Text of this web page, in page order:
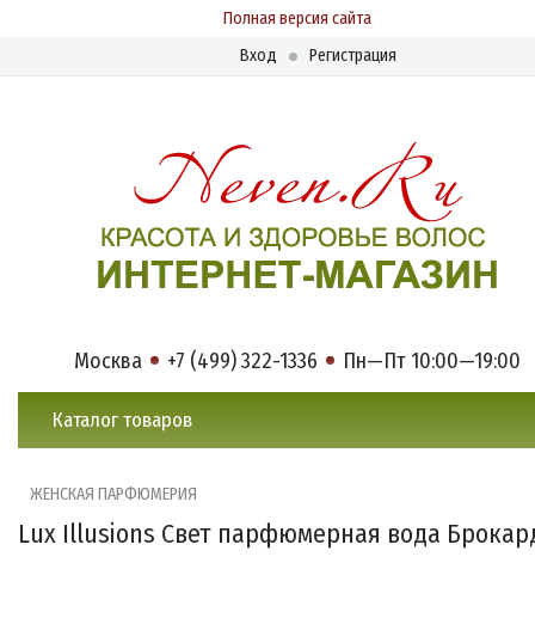
Полная версия сайта
Вход
Регистрация
Москва +7 (499) 322-1336 Пн—Пт 10:00—19:00
Каталог товаров
ЖЕНСКАЯ ПАРФЮМЕРИЯ
Lux Illusions Свет парфюмерная вода